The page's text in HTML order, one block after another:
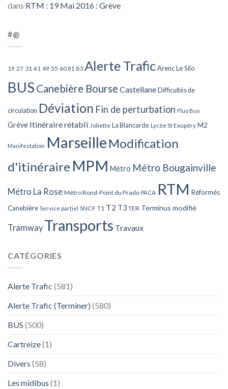
dans RTM : 19 Mai 2016 : Grève
#@
19 27 31 41 49 55 60 81 83 Alerte TraficArenc Le Silo
BUS Canebière Bourse Castellane Difficultés de
circulation Déviation Fin de perturbation Fluo Bus
Grève Itinéraire rétabli Joliette La Blancarde Lycée St Exupéry M2
Manifestation Marseille Modification
d'itinéraire MPM Métro Métro Bougainville
Métro La Rose Métro Rond-Point du Prado PACA RTM Réformés
Canebière Service partiel SNCF T1 T2 T3 TER Terminus modifié
Tramway Transports Travaux
CATÉGORIES
Alerte Trafic (581)
Alerte Trafic (Terminer) (580)
BUS (500)
Cartreize(1)
Divers (58)
Les midibus (1)